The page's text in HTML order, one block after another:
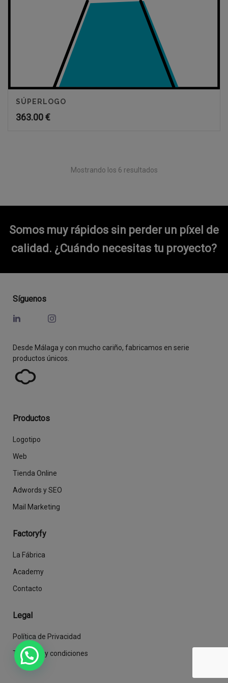
SÚPERLOGO
363.00€
Mostrando los 6 resultados
Somos muy rápidos sin perder un píxel de
calidad. ¿Cuándo necesitas tu proyecto?
Síguenos
Desde Málaga y con mucho cariño, fabricamos en serie
productos únicos.
Productos
Logotipo
Web
Tienda Online
Adwords y SEO
Mail Marketing
Factoryfy
La Fábrica
Academy
Contacto
Legal
Política de Privacidad
Términos y condiciones